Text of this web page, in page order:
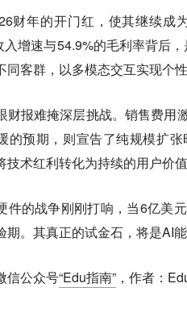
财年的开门红，使其继续成
入增速与54.9%的毛利率背后
同客群，以多模态交互实现个
财报难掩深层挑战。销售费用
的预期，则宣告了纯规模扩
术红利转化为持续的用户价值
件的战争刚刚打响，当6亿美
期。其真正的试金石，将是AI
信公众号“Edu指南” ，作者：